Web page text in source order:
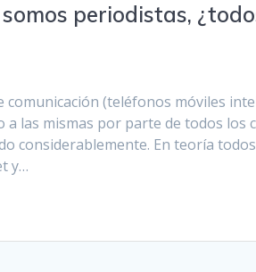
periodistas,
comunicación (teléfonos móviles
a las mismas por parte de todos los
considerablemente. En teoría
y…